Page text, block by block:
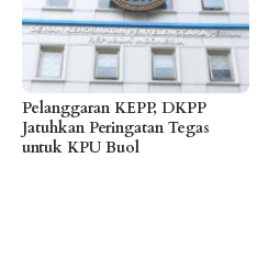
Pelanggaran KEPP, DKPP
Jatuhkan Peringatan Tegas
untuk KPU Buol